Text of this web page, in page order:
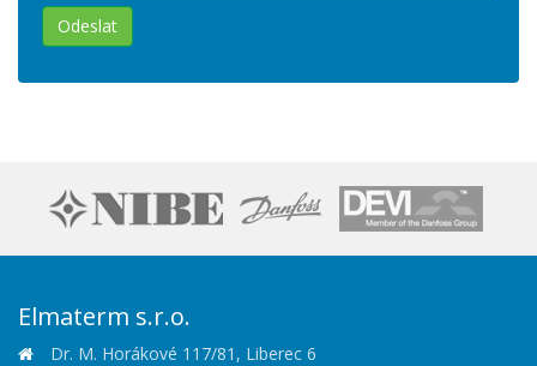
Odeslat
Elmaterm s.r.o.
Dr. M. Horákové 117/81, Liberec 6